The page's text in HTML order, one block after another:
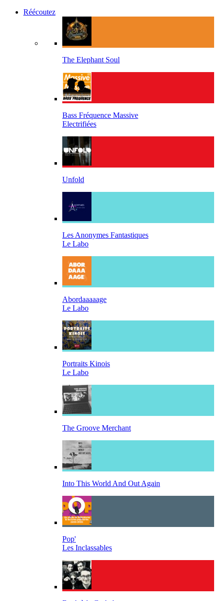
Réécoutez
The Elephant Soul
Bass Fréquence Massive
Electrifiées
Unfold
Les Anonymes Fantastiques
Le Labo
Abordaaaaage
Le Labo
Portraits Kinois
Le Labo
The Groove Merchant
Into This World And Out Again
Pop'
Les Inclassables